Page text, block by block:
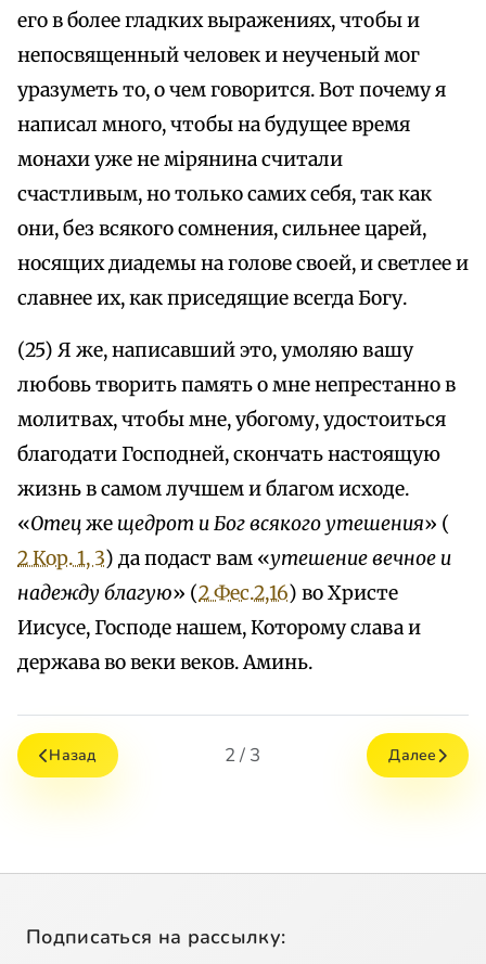
его в более гладких выражениях, чтобы и
непосвященный человек и неученый мог
уразуметь то, о чем говорится. Вот почему я
написал много, чтобы на будущее время
монахи уже не мiрянина считали
счастливым, но только самих себя, так как
они, без всякого сомнения, сильнее царей,
носящих диадемы на голове своей, и светлее и
славнее их, как приседящие всегда Богу.
(25) Я же, написавший это, умоляю вашу
любовь творить память о мне непрестанно в
молитвах, чтобы мне, убогому, удостоиться
благодати Господней, скончать настоящую
жизнь в самом лучшем и благом исходе.
«Отецже щедрот и Бог всякого утешения» (
2 Кор. 1, 3) да подаст вам «утешение вечное и
надежду благую» (2 Фес.2,16) во Христе
Иисусе, Господе нашем, Которому слава и
держава во веки веков. Аминь.
Назад 2 / 3 Далее
Подписаться на рассылку: